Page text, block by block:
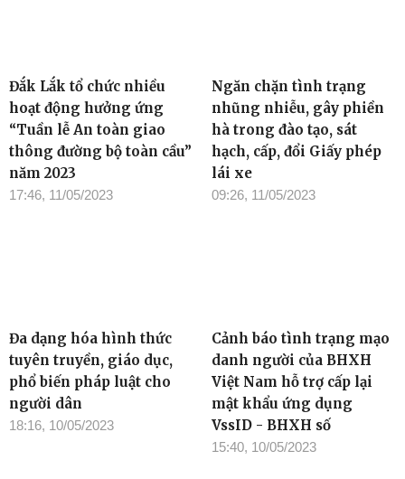
Đắk Lắk tổ chức nhiều
hoạt động hưởng ứng
“Tuần lễ An toàn giao
thông đường bộ toàn cầu”
năm 2023
17:46, 11/05/2023
Ngăn chặn tình trạng
nhũng nhiễu, gây phiền
hà trong đào tạo, sát
hạch, cấp, đổi Giấy phép
lái xe
09:26, 11/05/2023
Đa dạng hóa hình thức
tuyên truyền, giáo dục,
phổ biến pháp luật cho
người dân
18:16, 10/05/2023
Cảnh báo tình trạng mạo
danh người của BHXH
Việt Nam hỗ trợ cấp lại
mật khẩu ứng dụng
VssID - BHXH số
15:40, 10/05/2023